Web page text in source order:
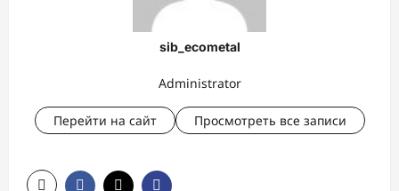
sib_ecometal
Administrator
Перейти на сайт Просмотреть все записи